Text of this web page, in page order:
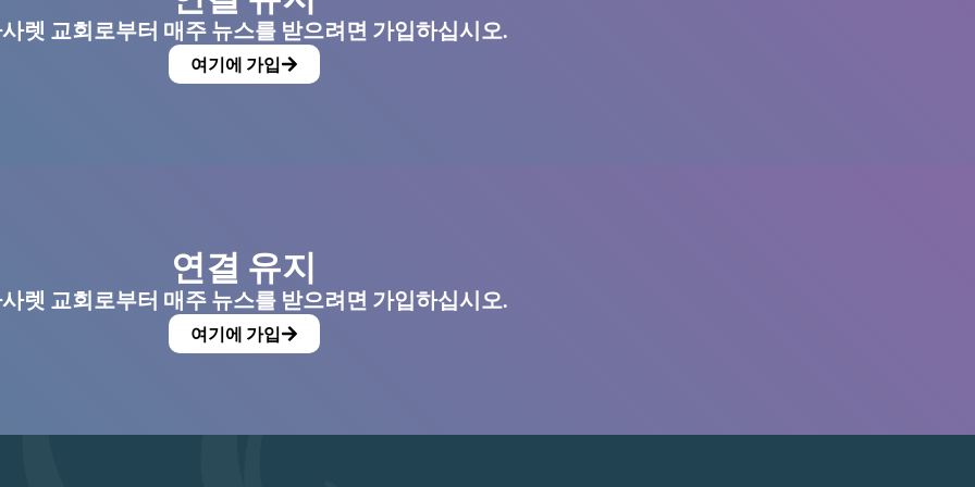
렛 교회로부터 매주 뉴스를 받으려면 가입하십시오.
여기에 가입
연결 유지
렛 교회로부터 매주 뉴스를 받으려면 가입하십시오.
여기에 가입